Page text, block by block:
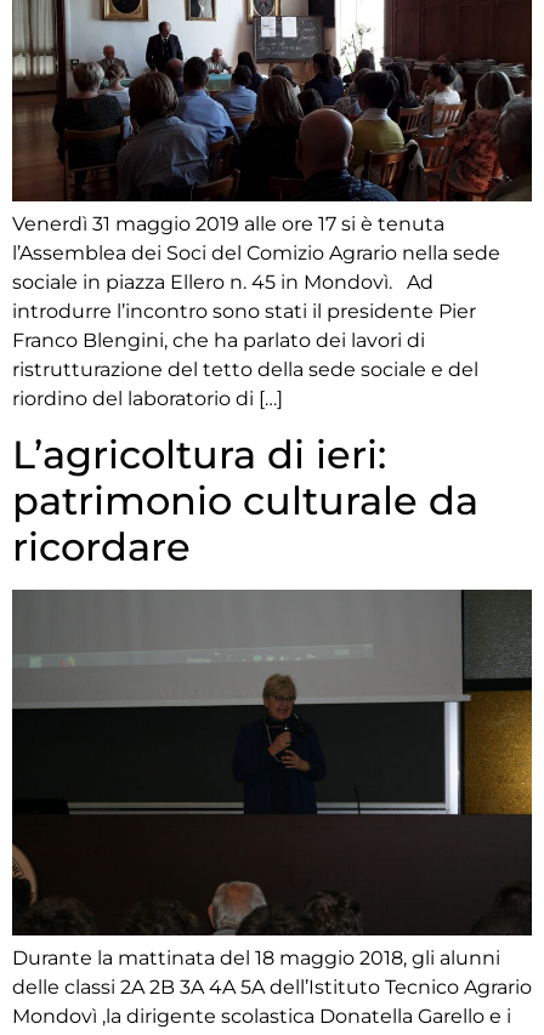
Venerdì 31 maggio 2019 alle ore 17 si è tenuta
l’Assemblea dei Soci del Comizio Agrario nella sede
sociale in piazza Ellero n. 45 in Mondovì. Ad
introdurre l’incontro sono stati il presidente Pier
Franco Blengini, che ha parlato dei lavori di
ristrutturazione del tetto della sede sociale e del
riordino del laboratorio di […]
L’agricoltura di ieri:
patrimonio culturale da
ricordare
Durante la mattinata del 18 maggio 2018, gli alunni
delle classi 2A 2B 3A 4A 5A dell’Istituto Tecnico Agrario
Mondovì ,la dirigente scolastica Donatella Garello e i